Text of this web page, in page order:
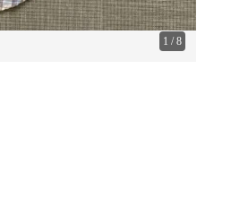
1 /8